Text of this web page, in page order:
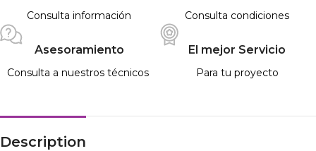
Consulta información Consulta condiciones
Asesoramiento
Consulta a nuestros técnicos
El mejor Servicio
Para tu proyecto
Description